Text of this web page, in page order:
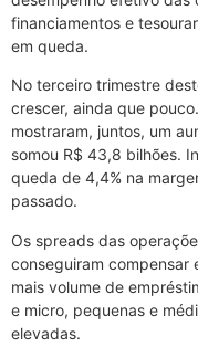
financiamentos e
em queda.
No terceiro trimestre
crescer, ainda que
mostraram, juntos, um
somou R$ 43,8 bilhões.
queda de 4,4% na
passado.
Os spreads das
conseguiram compensar
mais volume de
e micro, pequenas e
elevadas.